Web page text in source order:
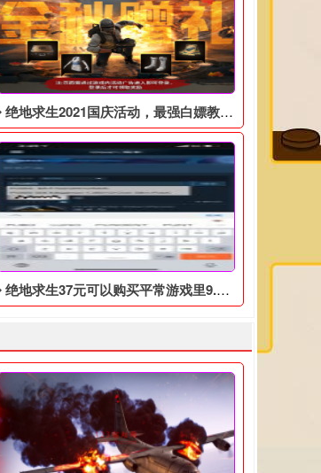
绝地求生2021国庆活动，最强白嫖教程，最好用的活动攻略
绝地求生37元可以购买平常游戏里9.9美元的DLC礼包